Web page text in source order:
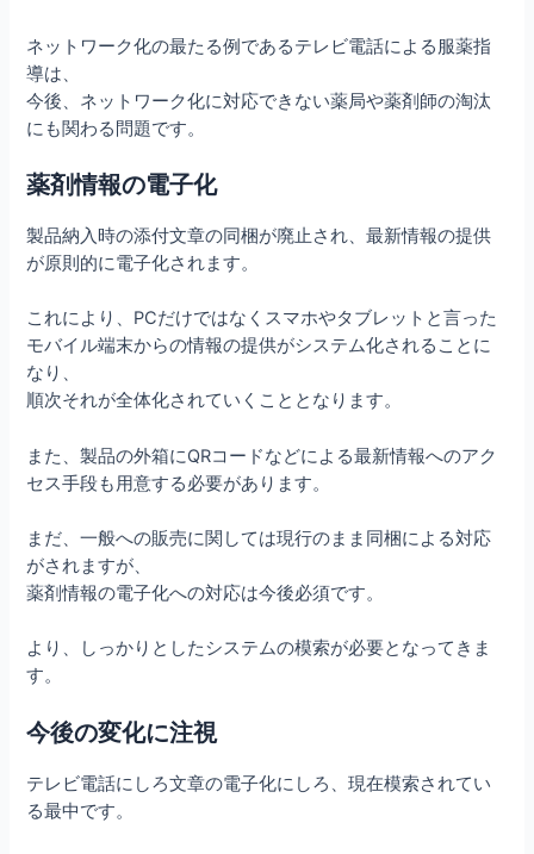
ネットワーク化の最たる例であるテレビ電話による服薬指
導は、
今後、ネットワーク化に対応できない薬局や薬剤師の淘汰
にも関わる問題です。
薬剤情報の電子化
製品納入時の添付文章の同梱が廃止され、最新情報の提供
が原則的に電子化されます。
これにより、PCだけではなくスマホやタブレットと言った
モバイル端末からの情報の提供がシステム化されることに
なり、
順次それが全体化されていくこととなります。
また、製品の外箱にQRコードなどによる最新情報へのアク
セス手段も用意する必要があります。
まだ、一般への販売に関しては現行のまま同梱による対応
がされますが、
薬剤情報の電子化への対応は今後必須です。
より、しっかりとしたシステムの模索が必要となってきま
す。
今後の変化に注視
テレビ電話にしろ文章の電子化にしろ、現在模索されてい
る最中です。